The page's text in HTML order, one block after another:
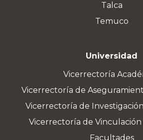
Talca
Temuco
Universidad
Vicerrectoría
Vicerrectoría de
Vicerrectoría de
Vicerrectoría de
Facultades